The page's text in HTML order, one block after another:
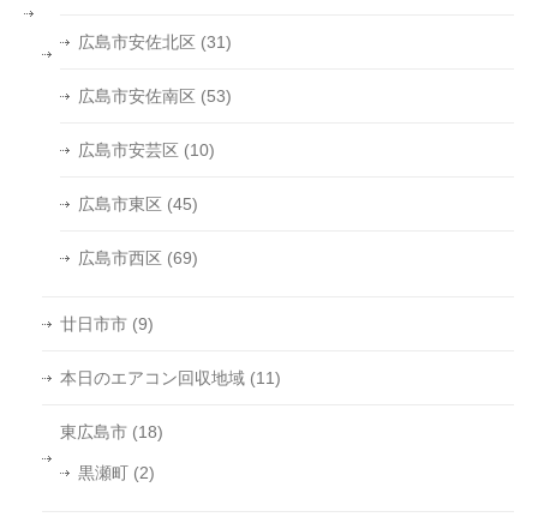
広島市安佐北区 (31)
広島市安佐南区 (53)
広島市安芸区 (10)
広島市東区 (45)
広島市西区 (69)
廿日市市 (9)
本日のエアコン回収地域 (11)
東広島市 (18)
黒瀬町 (2)